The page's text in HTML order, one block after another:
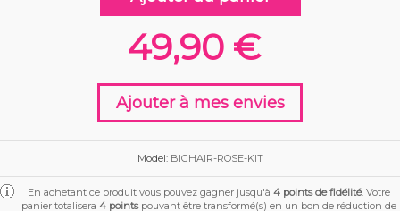
VOGUE COSMETICS
49,90 €
Ajouter à mes envies
Model: BIGHAIR-ROSE-KIT
En achetant ce produit vous pouvez gagner jusqu'à 4 points de fidélité. Votre
panier totalisera 4 pointspouvant être transformé(s) en un bon de réduction de